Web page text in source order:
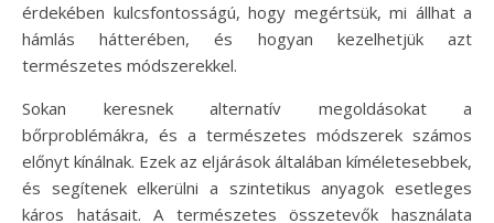
érdekében kulcsfontosságú, hogy megértsük, mi állhat a
hámlás hátterében, és hogyan kezelhetjük azt
természetes módszerekkel.
Sokan keresnek alternatív megoldásokat a
bőrproblémákra, és a természetes módszerek számos
előnyt kínálnak. Ezek az eljárások általában kíméletesebbek,
és segítenek elkerülni a szintetikus anyagok esetleges
káros hatásait. A természetes összetevők használata